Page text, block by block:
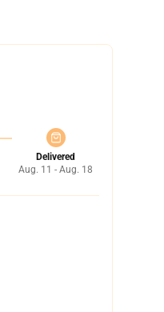
Delivered
Aug. 11 - Aug. 18